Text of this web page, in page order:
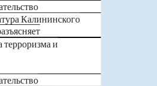
Калининского
и